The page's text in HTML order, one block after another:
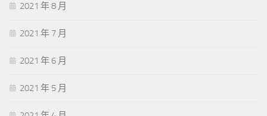
2021 年 8 月
2021 年 7 月
2021 年 6 月
2021 年 5 月